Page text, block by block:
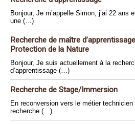
Bonjour, Je m’appelle Simon, j’ai 22 ans
une (…)
Recherche de maître
Protection de la Nature
Bonjour, Je suis actuellement à la
d’apprentissage (…)
Recherche de Stage/Immersion
En reconversion vers le métier
recherche (…)